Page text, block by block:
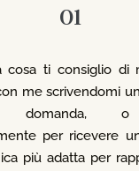
01
cosa ti consiglio di
me scrivendomi
domanda,
per ricevere
più adatta per